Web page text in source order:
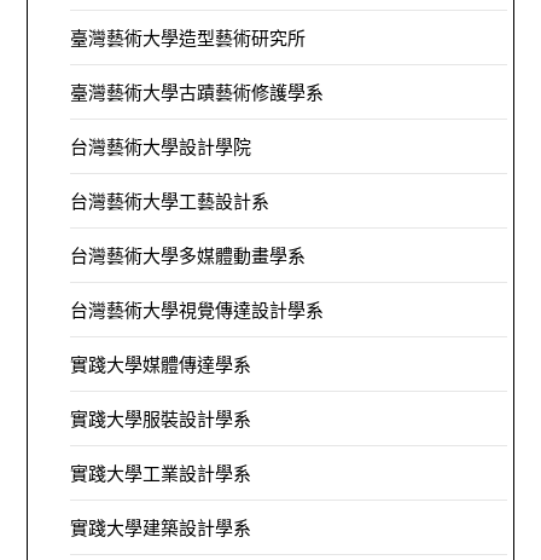
臺灣藝術大學造型藝術研究所
臺灣藝術大學古蹟藝術修護學系
台灣藝術大學設計學院
台灣藝術大學工藝設計系
台灣藝術大學多媒體動畫學系
台灣藝術大學視覺傳達設計學系
實踐大學媒體傳達學系
實踐大學服裝設計學系
實踐大學工業設計學系
實踐大學建築設計學系